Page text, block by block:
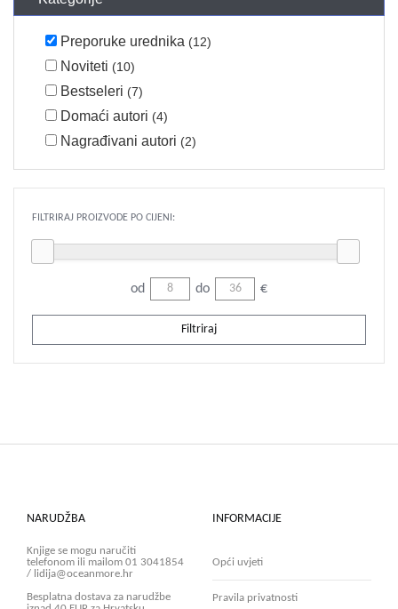
Preporuke urednika (12)
Noviteti (10)
Bestseleri (7)
Domaći autori (4)
Nagrađivani autori (2)
FILTRIRAJ PROIZVODE PO CIJENI:
od do €
Filtriraj
NARUDŽBA
Knjige se mogu naručiti
telefonom ili mailom 01 3041854
/ lidija@oceanmore.hr
Besplatna dostava za narudžbe
INFORMACIJE
Opći uvjeti
Pravila privatnosti